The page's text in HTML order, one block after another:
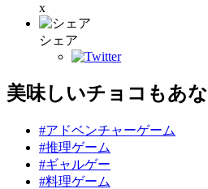
x
シェア
美味しいチョコもあ
#アドベンチャーゲーム
#推理ゲーム
#ギャルゲー
#料理ゲーム